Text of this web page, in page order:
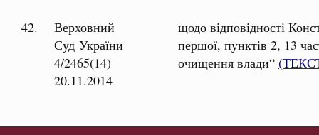
42.
Верховний
Суд України
4/2465(14)
20.11.2014
щодо відповідності
першої, пунктів 2, 13
очищення влади“ (